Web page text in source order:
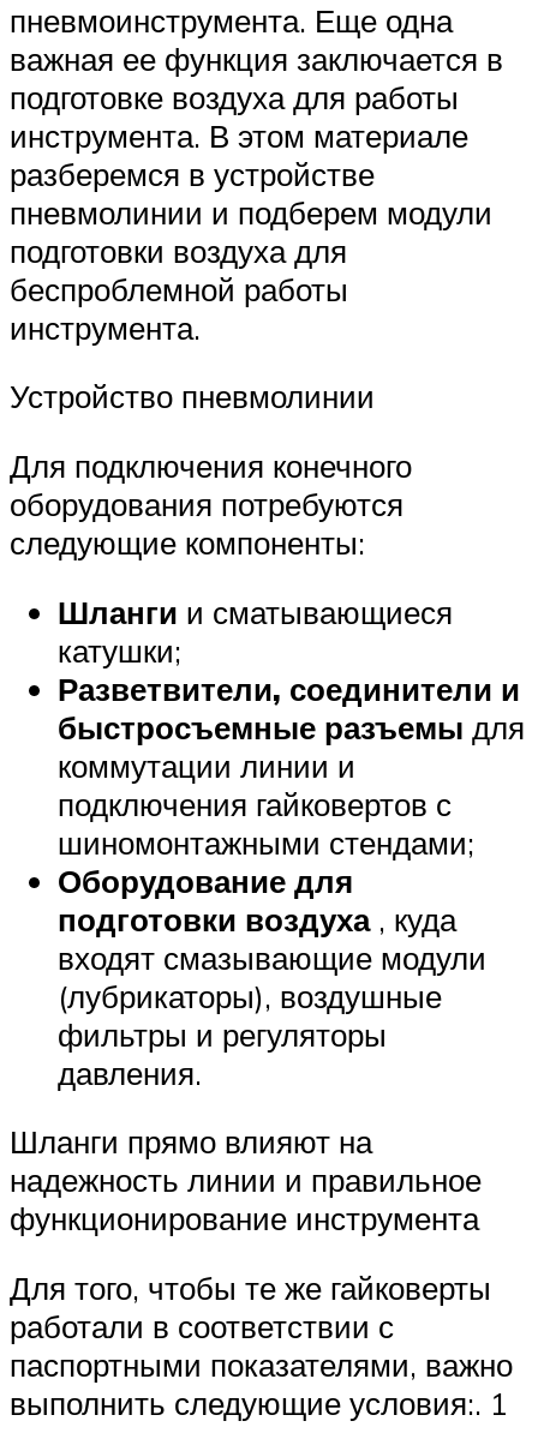
пневмоинструмента. Еще одна
важная ее функция заключается в
подготовке воздуха для работы
инструмента. В этом материале
разберемся в устройстве
пневмолинии и подберем модули
подготовки воздуха для
беспроблемной работы
инструмента.
Устройство пневмолинии
Для подключения конечного
оборудования потребуются
следующие компоненты:
Шланги и сматывающиеся
катушки;
Разветвители, соединители и
быстросъемные разъемы для
коммутации линии и
подключения гайковертов с
шиномонтажными стендами;
Оборудование для
подготовки воздуха, куда
входят смазывающие модули
(лубрикаторы), воздушные
фильтры и регуляторы
давления.
Шланги прямо влияют на
надежность линии и правильное
функционирование инструмента
Для того, чтобы те же гайковерты
работали в соответствии с
паспортными показателями, важно
выполнить следующие условия:. 1